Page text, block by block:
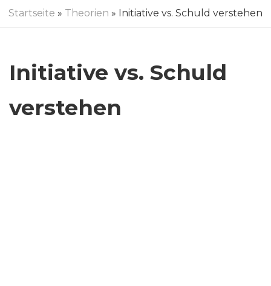
Startseite » Theorien » Initiative vs. Schuld verstehen
Initiative vs. Schuld
verstehen